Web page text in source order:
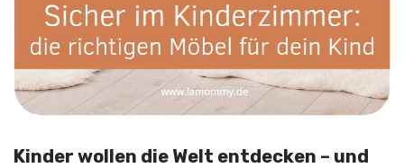
Kinder wollen die Welt entdecken – und